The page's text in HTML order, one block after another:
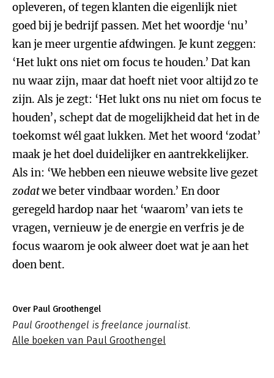
opleveren, of tegen klanten die eigenlijk niet
goed bij je bedrijf passen. Met het woordje ‘nu’
kan je meer urgentie afdwingen. Je kunt zeggen:
‘Het lukt ons niet om focus te houden.’ Dat kan
nu waar zijn, maar dat hoeft niet voor altijdzo te
zijn. Als je zegt: ‘Het lukt ons nu niet om focus te
houden’, schept dat de mogelijkheid dat het in de
toekomst wél gaat lukken. Met het woord ‘zodat’
maak je het doel duidelijker en aantrekkelijker.
Als in: ‘We hebben een nieuwe website live gezet
zodatwe beter vindbaar worden.’ En door
geregeld hardop naar het ‘waarom’ van iets te
vragen, vernieuw je de energie en verfris je de
focus waarom je ook alweer doet wat je aan het
doen bent.
Over Paul Groothengel
Paul Groothengel is freelance journalist.
Alle boeken van Paul Groothengel